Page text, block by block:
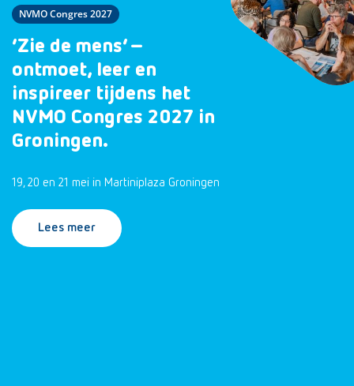
NVMO Congres 2027
‘Zie de mens’ –
ontmoet, leer en
inspireer tijdens het
NVMO Congres 2027 in
Groningen.
19, 20 en 21 mei in Martiniplaza Groningen
Lees meer